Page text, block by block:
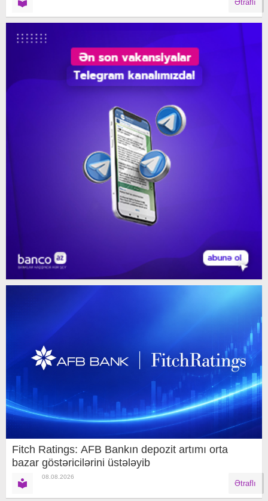
Ətraflı
Fitch Ratings: AFB Bankın depozit artımı orta
bazar göstəricilərini üstələyib
08.08.2026
Ətraflı